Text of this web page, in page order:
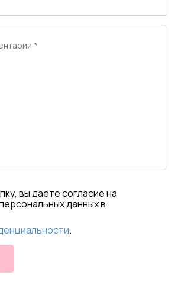
вы даете согласие на
данных в
.